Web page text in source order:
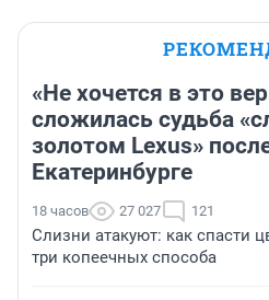
«Не хочется в это
сложилась судьба
золотом Lexus»
Екатеринбурге
18 часов 27 027 121
Слизни атакуют: как спасти
три копеечных способа